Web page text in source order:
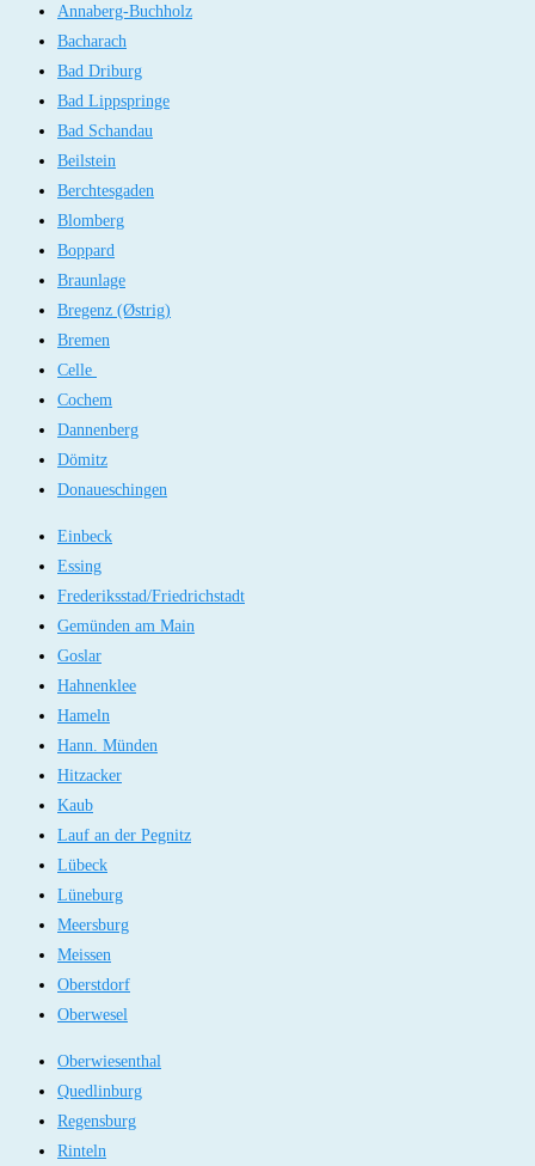
Annaberg-Buchholz
Bacharach
Bad Driburg
Bad Lippspringe
Bad Schandau
Beilstein
Berchtesgaden
Blomberg
Boppard
Braunlage
Bregenz (Østrig)
Bremen
Celle
Cochem
Dannenberg
Dömitz
Donaueschingen
Einbeck
Essing
Frederiksstad/Friedrichstadt
Gemünden am Main
Goslar
Hahnenklee
Hameln
Hann. Münden
Hitzacker
Kaub
Lauf an der Pegnitz
Lübeck
Lüneburg
Meersburg
Meissen
Oberstdorf
Oberwesel
Oberwiesenthal
Quedlinburg
Regensburg
Rinteln